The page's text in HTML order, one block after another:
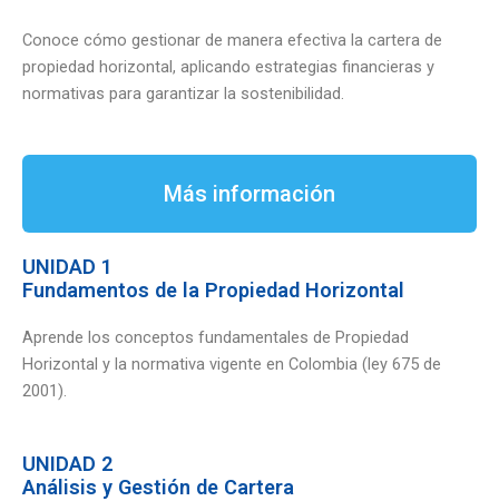
Conoce cómo gestionar de manera efectiva la cartera de
propiedad horizontal, aplicando estrategias financieras y
normativas para garantizar la sostenibilidad.
Más información
UNIDAD 1
Fundamentos de la Propiedad Horizontal
Aprende los conceptos fundamentales de Propiedad
Horizontal y la normativa vigente en Colombia (ley 675 de
2001).
UNIDAD 2
Análisis y Gestión de Cartera